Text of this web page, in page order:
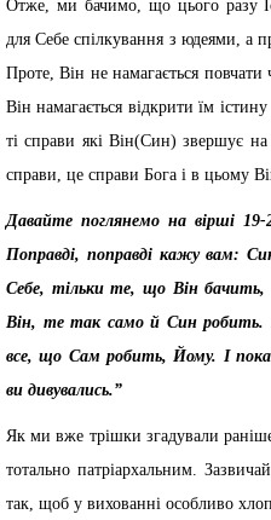
Отже, ми бачимо, що цього разу
для Себе спілкування з юдеями, а
Проте, Він не намагається повчати
Він намагається відкрити їм
ті справи які Він(Син) звершує
справи, це справи Бога і в цьому
Давайте поглянемо на вірші 19-
Поправді, поправді кажу вам:
Себе, тільки те, що Він
Він, те так само й Син робить.
все, що Сам робить, Йому. І
ви дивувались.”
Як ми вже трішки згадували
тотально патріархальним.
так, щоб у вихованні особливо